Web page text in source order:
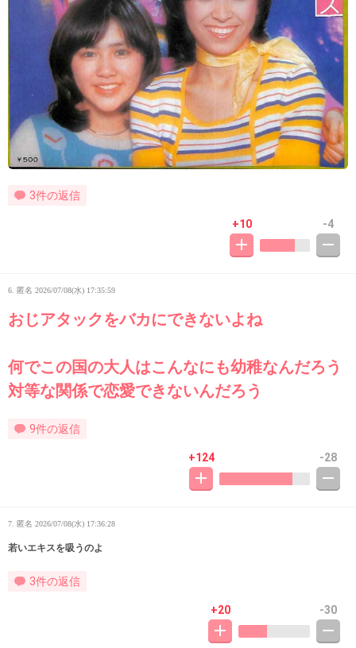
3件の返信
+10 -4
6. 匿名 2026/07/08(水) 17:35:59
おじアタックをバカにできないよね
何でこの国の大人はこんなにも幼稚なんだろう
対等な関係で恋愛できないんだろう
9件の返信
+124 -28
7. 匿名 2026/07/08(水) 17:36:28
若いエキスを吸うのよ
3件の返信
+20 -30